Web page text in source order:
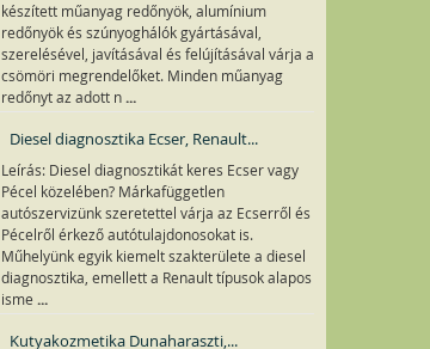
készített műanyag redőnyök, alumínium
redőnyök és szúnyoghálók gyártásával,
szerelésével, javításával és felújításával várja a
csömöri megrendelőket. Minden műanyag
redőnyt az adott n ...
Diesel diagnosztika Ecser, Renault...
Leírás: Diesel diagnosztikát keres Ecser vagy
Pécel közelében? Márkafüggetlen
autószervizünk szeretettel várja az Ecserről és
Pécelről érkező autótulajdonosokat is.
Műhelyünk egyik kiemelt szakterülete a diesel
diagnosztika, emellett a Renault típusok alapos
isme ...
Kutyakozmetika Dunaharaszti,...